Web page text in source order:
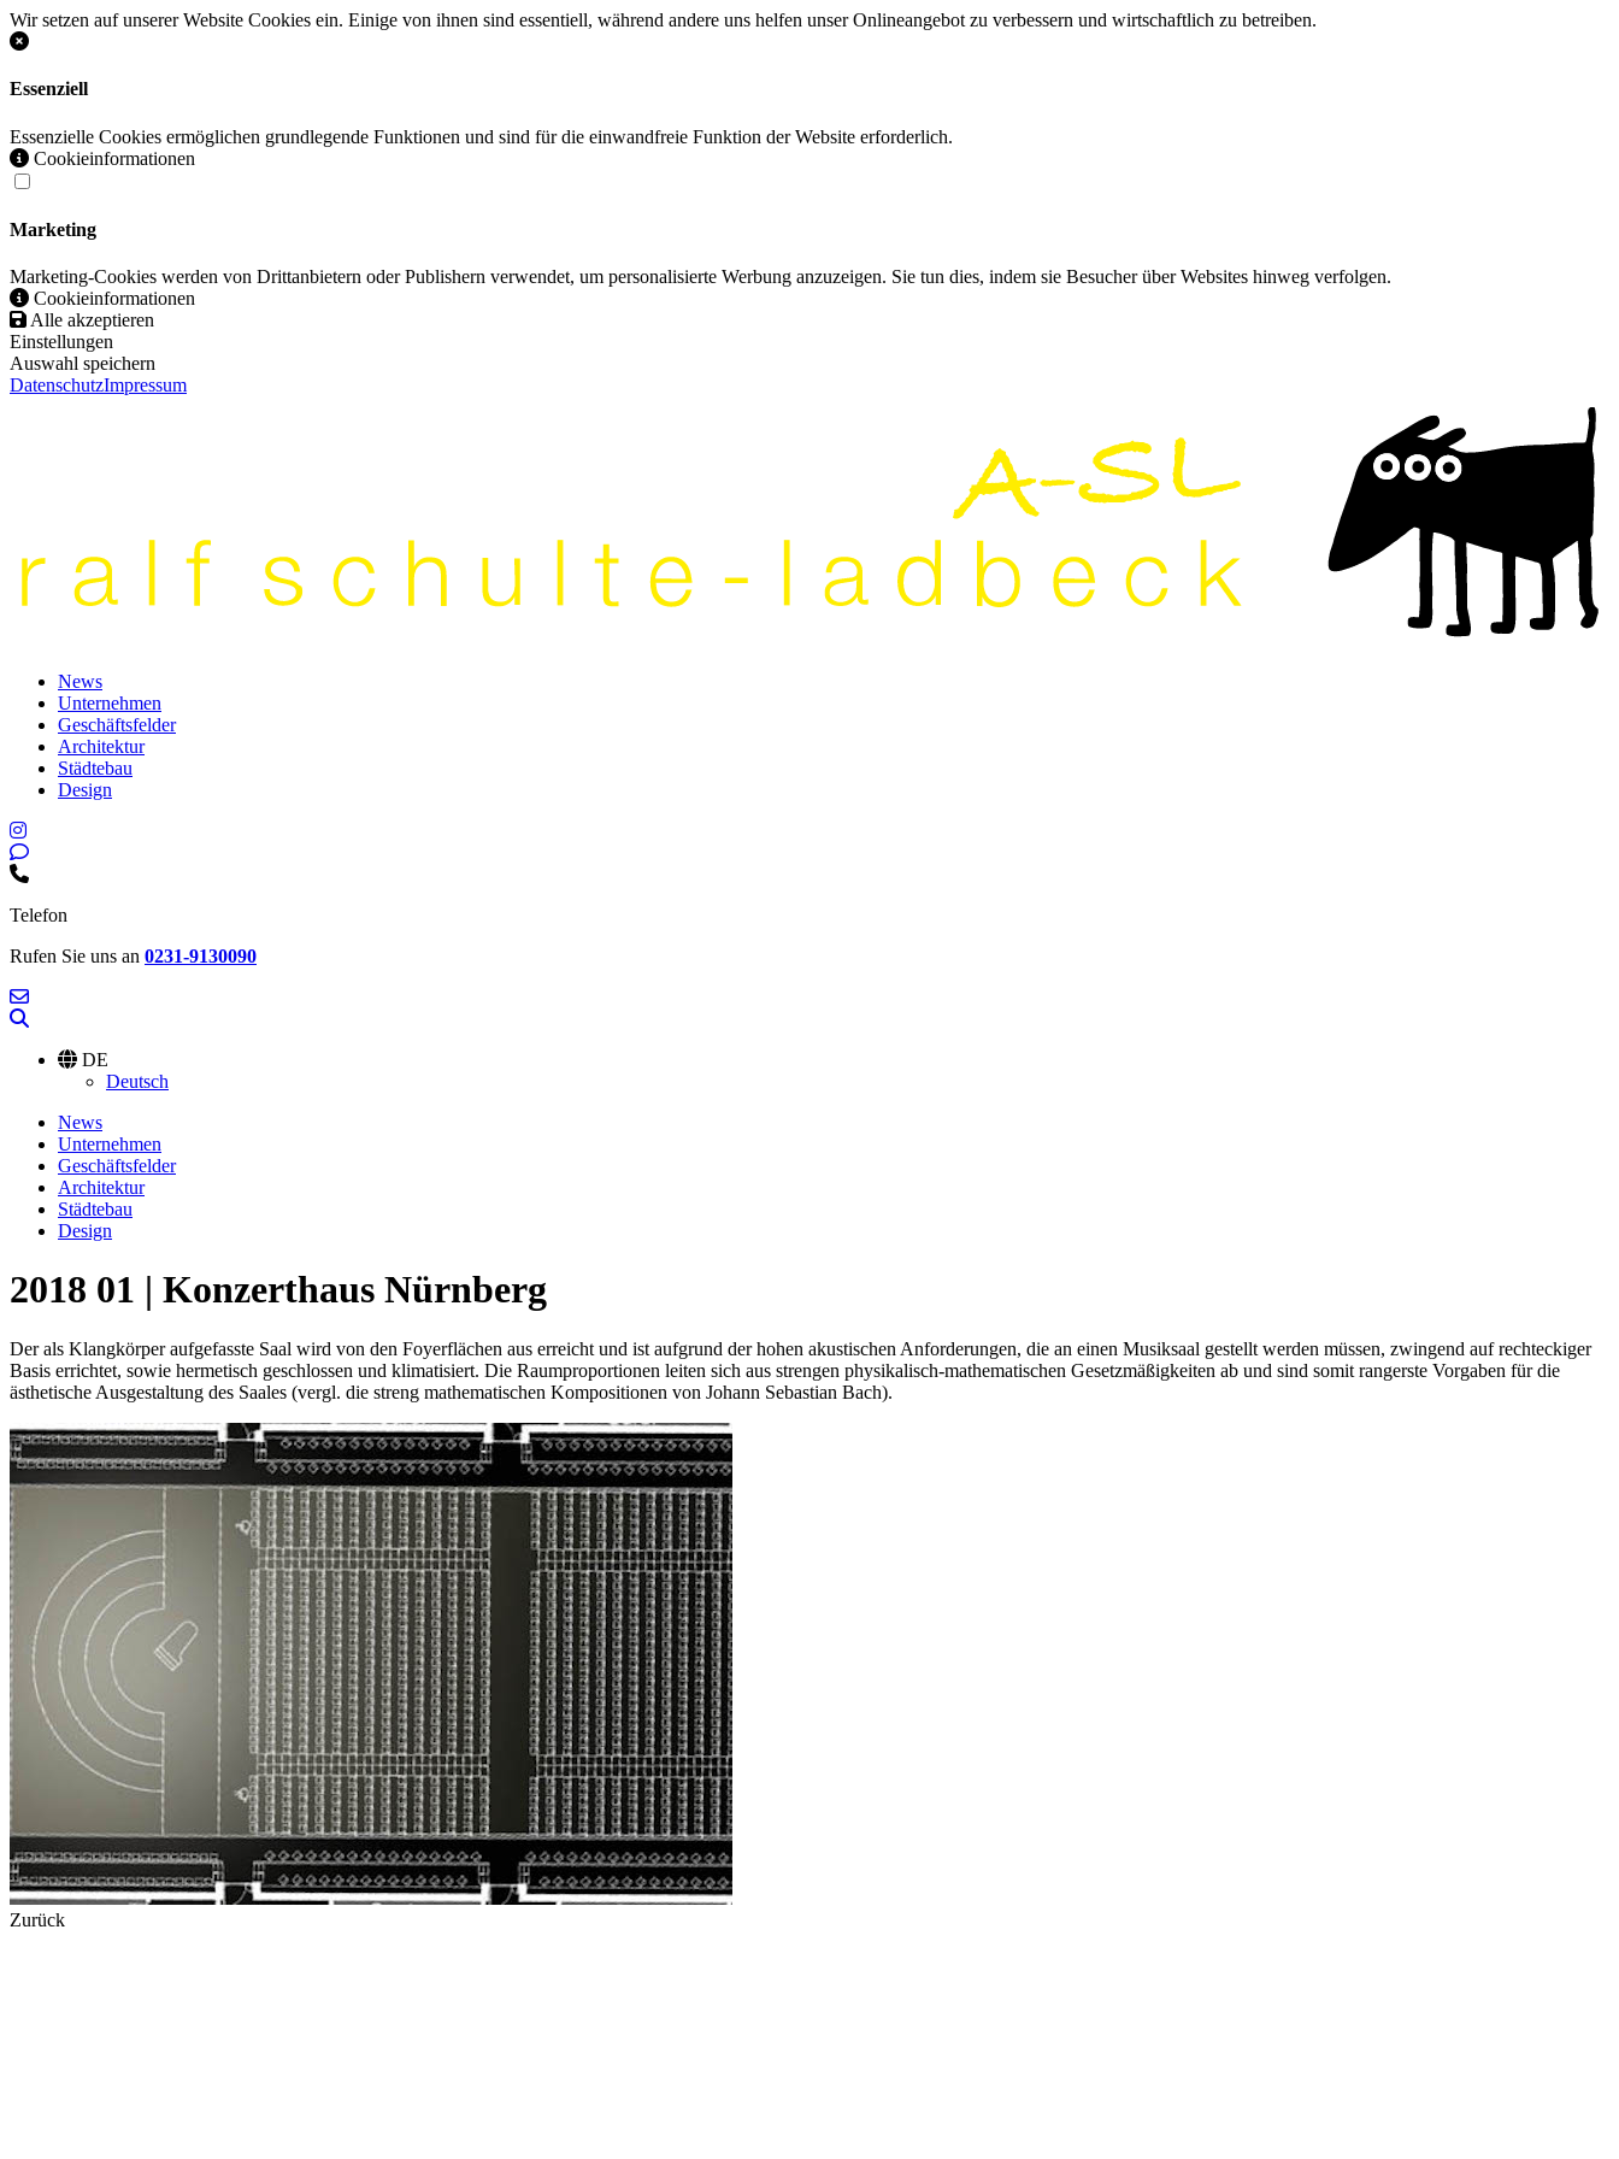
Wir setzen auf unserer Website Cookies ein. Einige von ihnen sind essentiell, während andere uns helfen unser Onlineangebot zu verbessern und wirtschaftlich zu betreiben.
Essenziell
Essenzielle Cookies ermöglichen grundlegende Funktionen und sind für die einwandfreie Funktion der Website erforderlich.
Cookieinformationen
Marketing
Marketing-Cookies werden von Drittanbietern oder Publishern verwendet, um personalisierte Werbung anzuzeigen. Sie tun dies, indem sie Besucher über Websites hinweg verfolgen.
Cookieinformationen
Alle akzeptieren
Einstellungen
Auswahl speichern
DatenschutzImpressum
News
Unternehmen
Geschäftsfelder
Architektur
Städtebau
Design
Telefon
Rufen Sie uns an 0231-9130090
DE
Deutsch
News
Unternehmen
Geschäftsfelder
Architektur
Städtebau
Design
2018 01 | Konzerthaus Nürnberg
Der als Klangkörper aufgefasste Saal wird von den Foyerflächen aus erreicht und ist aufgrund der hohen akustischen Anforderungen, die an einen Musiksaal gestellt werden müssen, zwingend auf rechteckiger
Basis errichtet, sowie hermetisch geschlossen und klimatisiert. Die Raumproportionen leiten sich aus strengen physikalisch-mathematischen Gesetzmäßigkeiten ab und sind somit rangerste Vorgaben für die
ästhetische Ausgestaltung des Saales (vergl. die streng mathematischen Kompositionen von Johann Sebastian Bach).
Zurück